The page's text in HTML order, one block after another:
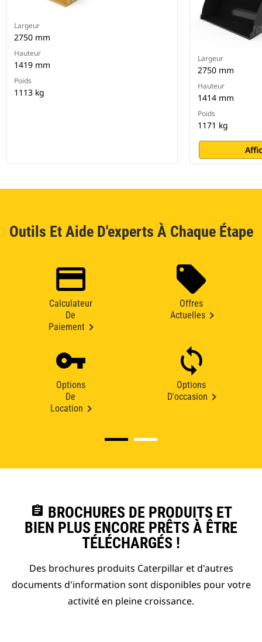
Largeur
2750 mm
Hauteur
1419 mm
Poids
1113 kg
Largeur
2750 mm
Hauteur
1414 mm
Poids
1171 kg
Outils Et Aide D'experts À Chaque Étape
Calculateur
De
Paiement
Offres
Actuelles
Options
De
Location
Options
D'occasion
assignment BROCHURES DE PRODUITS ET
BIEN PLUS ENCORE PRÊTS À ÊTRE
TÉLÉCHARGÉS !
Des brochures produits Caterpillar et d'autres
documents d'information sont disponibles pour votre
activité en pleine croissance.